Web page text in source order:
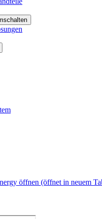
öffnen (öffnet in neuem